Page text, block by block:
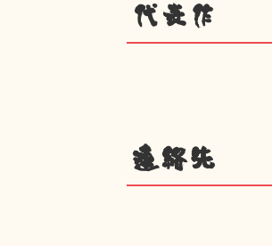
代表作
連絡先